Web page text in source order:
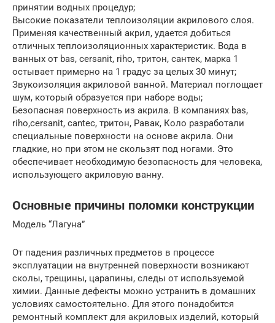
принятии водных процедур;
Высокие показатели теплоизоляции акрилового слоя.
Применяя качественный акрил, удается добиться
отличных теплоизоляционных характеристик. Вода в
ванных от bas, cersanit, riho, тритон, сантек, марка 1
остывает примерно на 1 градус за целых 30 минут;
Звукоизоляция акриловой ванной. Материал поглощает
шум, который образуется при наборе воды;
Безопасная поверхность из акрила. В компаниях bas,
riho,cersanit, cantec, тритон, Равак, Коло разработали
специальные поверхности на основе акрила. Они
гладкие, но при этом не скользят под ногами. Это
обеспечивает необходимую безопасность для человека,
использующего акриловую ванну.
Основные причины поломки конструкции
Модель “Лагуна”
От падения различных предметов в процессе
эксплуатации на внутренней поверхности возникают
сколы, трещины, царапины, следы от используемой
химии. Данные дефекты можно устранить в домашних
условиях самостоятельно. Для этого понадобится
ремонтный комплект для акриловых изделий, который